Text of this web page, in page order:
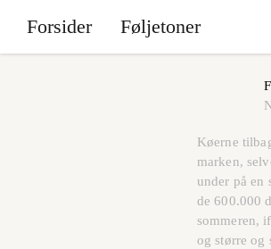
Forsider Føljetoner
Køerne
marken,
under på en
de 600.000
sommeren,
og større og